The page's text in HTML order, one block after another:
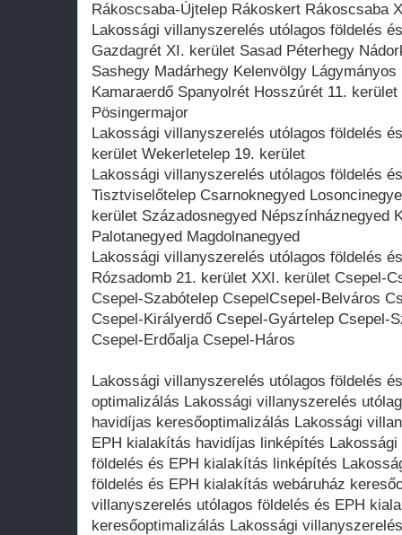
Rákoscsaba-Újtelep Rákoskert Rákoscsaba
Lakossági villanyszerelés utólagos földelés
Gazdagrét XI. kerület Sasad Péterhegy
Sashegy Madárhegy Kelenvölgy
Kamaraerdő Spanyolrét Hosszúrét 11.
Pösingermajor
Lakossági villanyszerelés utólagos földelés
kerület Wekerletelep 19. kerület
Lakossági villanyszerelés utólagos földelés
Tisztviselőtelep Csarnoknegyed
kerület Századosnegyed Népszínháznegyed
Palotanegyed Magdolnanegyed
Lakossági villanyszerelés utólagos földelés
Rózsadomb 21. kerület XXI. kerület Csepel-
Csepel-Szabótelep CsepelCsepel-Belváros
Csepel-Királyerdő Csepel-Gyártelep Csepel-
Csepel-Erdőalja Csepel-Háros
Lakossági villanyszerelés utólagos földelés
optimalizálás Lakossági villanyszerelés
havidíjas keresőoptimalizálás Lakossági
EPH kialakítás havidíjas linképítés
földelés és EPH kialakítás linképítés
földelés és EPH kialakítás webáruház
villanyszerelés utólagos földelés és EPH
keresőoptimalizálás Lakossági